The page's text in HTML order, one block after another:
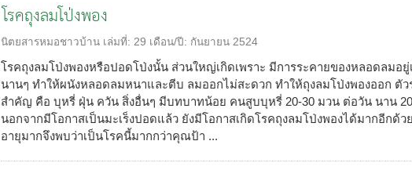
โรคถุงลมโป่งพอง
นิตยสารหมอชาวบ้าน เล่มที่: 29 เดือน/ปี: กันยายน 2524
โรคถุงลมโป่งพองหรือปอดโป่งนั้น ส่วนใหญ่เกิดเพราะ มีการระคายของหลอดลมอยู่
นานๆ ทำให้ผนังหลอดลมหนาและตีบ ลมออกไม่สะดวก ทำให้ถุงลมโป่งพองออก ตัว
สำคัญ คือ บุหรี่ ฝุ่น ควัน สิ่งอื่นๆ มีบทบาทน้อย คนสูบบุหรี่ 20-30 มวน ต่อวัน นาน
นอกจากมีโอกาสเป็นมะเร็งปอดแล้ว ยังมีโอกาสเกิดโรคถุงลมโป่งพองได้มากอีกด้
อายุมากจึงพบว่าเป็นโรคนี้มากกว่าคุณป้า ...